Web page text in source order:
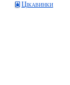
Цікавинки